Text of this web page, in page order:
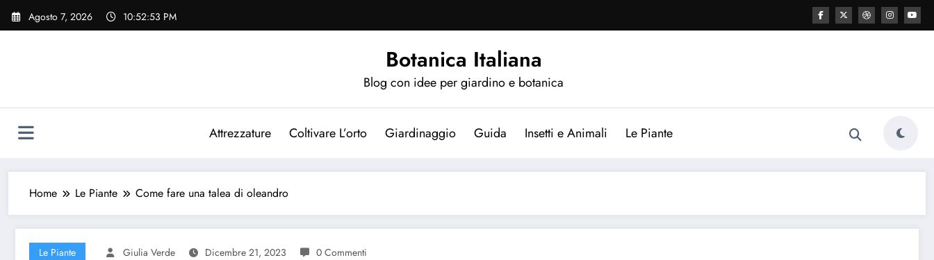
Vai
Agosto 7, 2026 10:52:53 PM
Botanica Italiana
Blog con idee per giardino e botanica
Attrezzature Coltivare L’orto Giardinaggio Guida Insetti e Animali Le Piante
Home Le Piante Come fare una talea di oleandro
Le Piante Giulia Verde Dicembre 21, 2023 0 Commenti